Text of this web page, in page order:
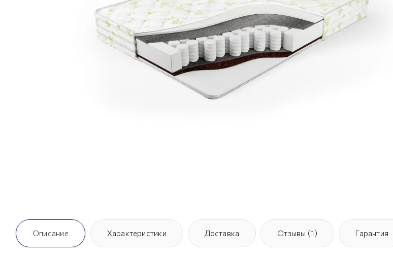
Описание Характеристики Доставка Отзывы (1) Гарантия